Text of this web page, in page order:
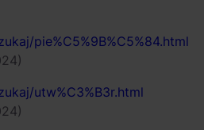
pie%C5%9B%C5%84.html
utw%C3%B3r.html